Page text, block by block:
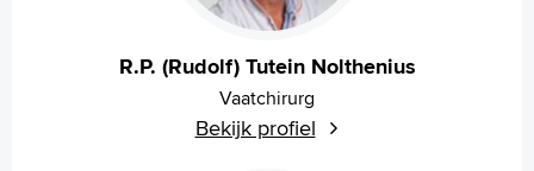
R.P. (Rudolf) Tutein Nolthenius
Vaatchirurg
Bekijk profiel